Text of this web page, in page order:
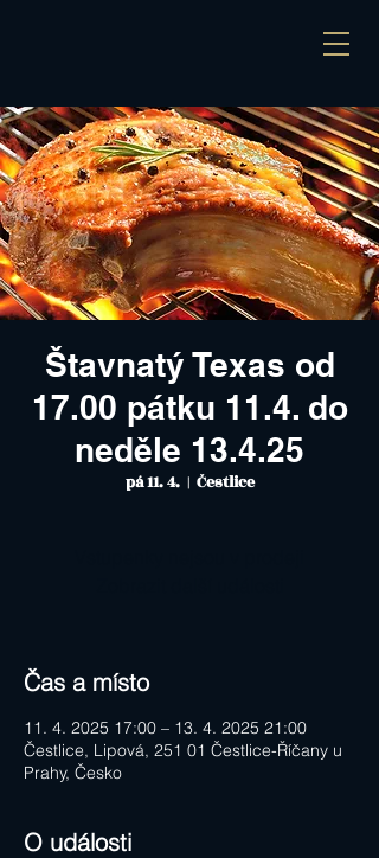
Štavnatý Texas od
17.00 pátku 11.4. do
neděle 13.4.25
pá 11. 4.
  |
Čestlice
Čas a místo
11. 4. 2025 17:00 – 13. 4. 2025 21:00
Čestlice, Lipová, 251 01 Čestlice-Říčany u
Prahy, Česko
O události